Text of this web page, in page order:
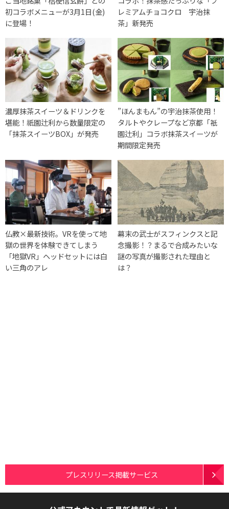
初コラボメニューが3月1日(金)
に登場！
レミアムチョコクロ 宇治抹
茶」新発売
濃厚抹茶スイーツ＆ドリンクを
堪能！祇園辻利から数量限定の
「抹茶スイーツBOX」が発売
”ほんまもん”の宇治抹茶使用！
タルトやクレープなど京都「衹
園辻利」コラボ抹茶スイーツが
期間限定発売
仏教×最新技術。VRを使って地
獄の世界を体験できてしまう
「地獄VR」ヘッドセットには白
い三角のアレ
幕末の武士がスフィンクスと記
念撮影！？まるで合成みたいな
謎の写真が撮影された理由と
は？
プレスリリース掲載サービス